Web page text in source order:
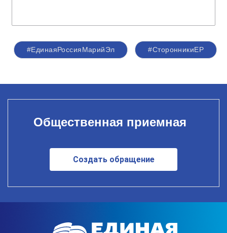
#ЕдинаяРоссияМарийЭл #СторонникиЕР
Общественная приемная
Создать обращение